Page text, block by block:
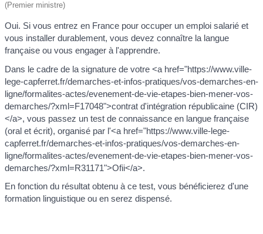
(Premier ministre)
Oui. Si vous entrez en France pour occuper un emploi salarié et
vous installer durablement, vous devez connaître la langue
française ou vous engager à l'apprendre.
Dans le cadre de la signature de votre <a href="https://www.ville-
lege-capferret.fr/demarches-et-infos-pratiques/vos-demarches-en-
ligne/formalites-actes/evenement-de-vie-etapes-bien-mener-vos-
demarches/?xml=F17048">contrat d'intégration républicaine (CIR)
</a>, vous passez un test de connaissance en langue française
(oral et écrit), organisé par l'<a href="https://www.ville-lege-
capferret.fr/demarches-et-infos-pratiques/vos-demarches-en-
ligne/formalites-actes/evenement-de-vie-etapes-bien-mener-vos-
demarches/?xml=R31171">Ofii</a>.
En fonction du résultat obtenu à ce test, vous bénéficierez d'une
formation linguistique ou en serez dispensé.